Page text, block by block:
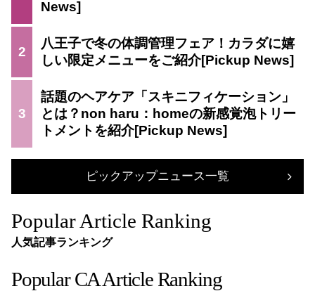
2
八王子で冬の体調管理フェア！カラダに嬉
しい限定メニューをご紹介
3
話題のヘアケア「スキニフィケーション」
とは？non haru：homeの新感覚泡トリー
トメントを紹介
ピックアップニュース一覧
Popular Article Ranking
人気記事ランキング
Popular CA Article Ranking